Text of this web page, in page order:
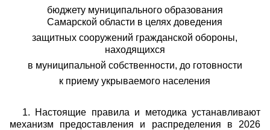
бюджету муниципального образования
Самарской области в целях доведения
защитных сооружений гражданской обороны,
находящихся
в муниципальной собственности, до готовности
к приему укрываемого населения
1. Настоящие правила и методика устанавливают
механизм предоставления и распределения в 2026